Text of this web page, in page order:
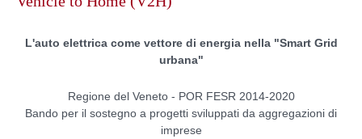
content
L'auto elettrica come vettore di energia nella "Smart Grid
urbana"
Regione del Veneto - POR FESR 2014-2020
Bando per il sostegno a progetti sviluppati da aggregazioni di
imprese